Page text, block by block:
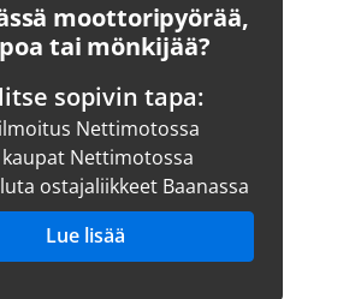
moottoripyörää,
tai mönkijää?
sopivin tapa:
Nettimotossa
kaupat Nettimotossa
ostajaliikkeet Baanassa
Lue lisää